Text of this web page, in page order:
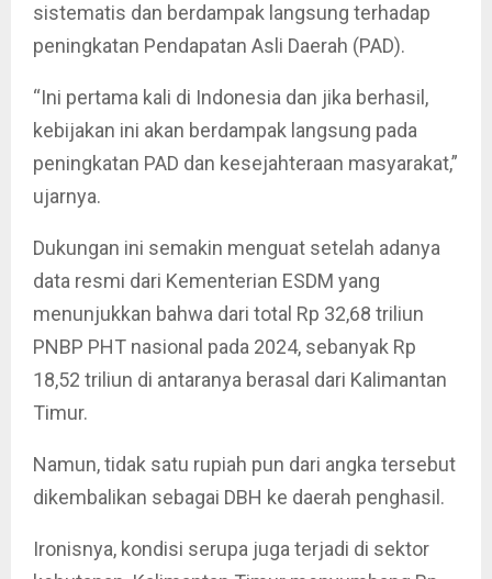
sistematis dan berdampak langsung terhadap
peningkatan Pendapatan Asli Daerah (PAD).
“Ini pertama kali di Indonesia dan jika berhasil,
kebijakan ini akan berdampak langsung pada
peningkatan PAD dan kesejahteraan masyarakat,”
ujarnya.
Dukungan ini semakin menguat setelah adanya
data resmi dari Kementerian ESDM yang
menunjukkan bahwa dari total Rp 32,68 triliun
PNBP PHT nasional pada 2024, sebanyak Rp
18,52 triliun di antaranya berasal dari Kalimantan
Timur.
Namun, tidak satu rupiah pun dari angka tersebut
dikembalikan sebagai DBH ke daerah penghasil.
Ironisnya, kondisi serupa juga terjadi di sektor